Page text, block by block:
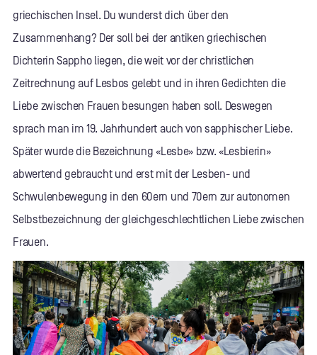
griechischen Insel. Du wunderst dich über den
Zusammenhang? Der soll bei der antiken griechischen
Dichterin Sappho liegen, die weit vor der christlichen
Zeitrechnung auf Lesbos gelebt und in ihren Gedichten die
Liebe zwischen Frauen besungen haben soll. Deswegen
sprach man im 19. Jahrhundert auch von sapphischer Liebe.
Später wurde die Bezeichnung «Lesbe» bzw. «Lesbierin»
abwertend gebraucht und erst mit der Lesben- und
Schwulenbewegung in den 60ern und 70ern zur autonomen
Selbstbezeichnung der gleichgeschlechtlichen Liebe zwischen
Frauen.